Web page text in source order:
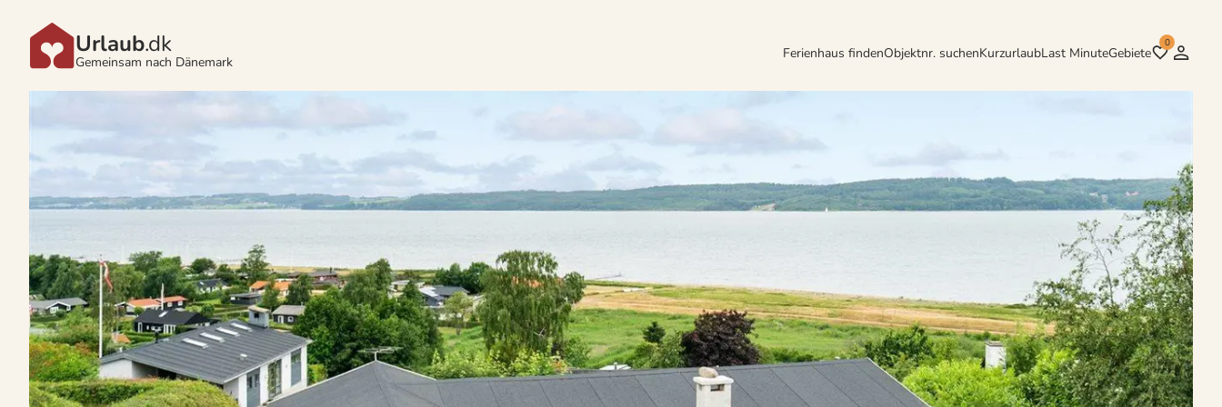
Urlaub.dk
Gemeinsam nach Dänemark
Ferienhaus findenObjektnr. suchenKurzurlaubLast MinuteGebiete
0